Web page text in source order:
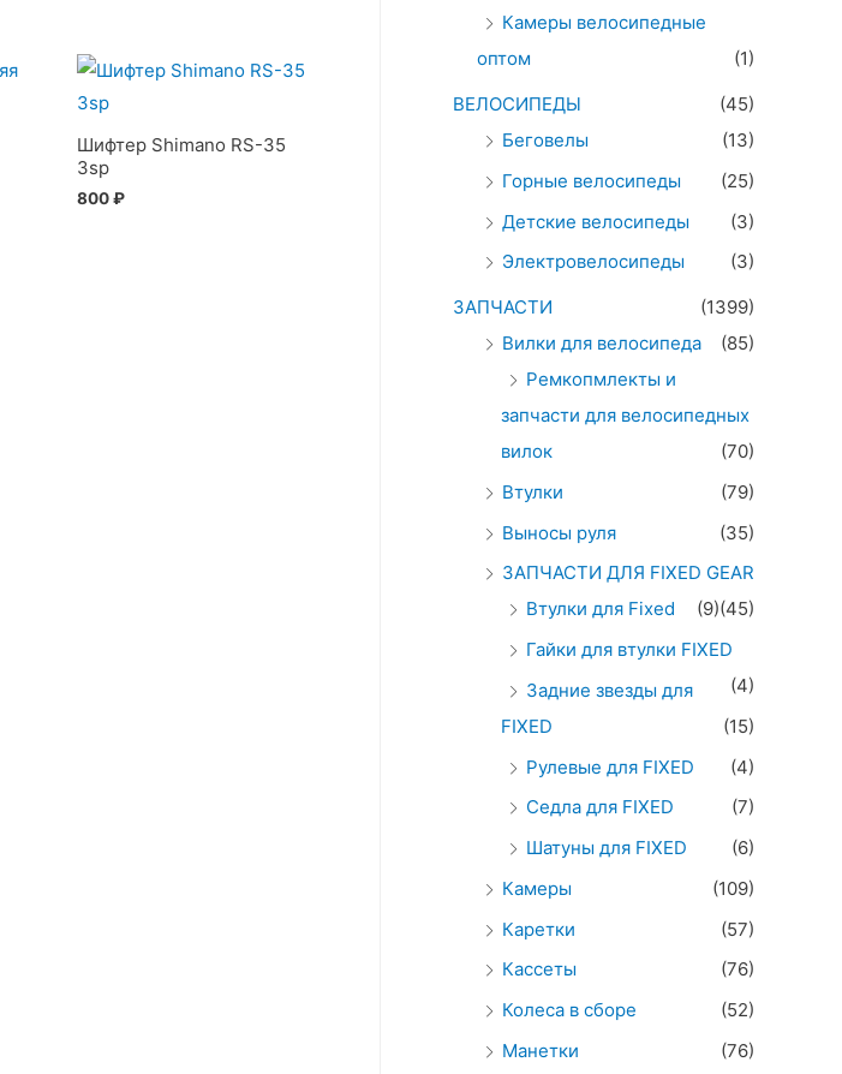
Шифтер Shimano RS-35
3sp
800₽
Камеры велосипедные
оптом
(1)
ВЕЛОСИПЕДЫ
(45)
Беговелы
(13)
Горные велосипеды
(25)
Детские велосипеды
(3)
Электровелосипеды
(3)
ЗАПЧАСТИ
(1399)
Вилки для велосипеда
(85)
Ремкопмлекты и
запчасти для велосипедных
вилок
(70)
Втулки
(79)
Выносы руля
(35)
ЗАПЧАСТИ ДЛЯ FIXED GEAR
(45)
Втулки для Fixed
(9)
Гайки для втулки FIXED
(4)
Задние звезды для
FIXED
(15)
Рулевые для FIXED
(4)
Седла для FIXED
(7)
Шатуны для FIXED
(6)
Камеры
(109)
Каретки
(57)
Кассеты
(76)
Колеса в сборе
(52)
Манетки
(76)